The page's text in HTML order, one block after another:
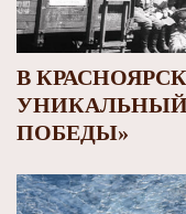
В
УНИКАЛЬНЫЙ
ПОБЕДЫ»